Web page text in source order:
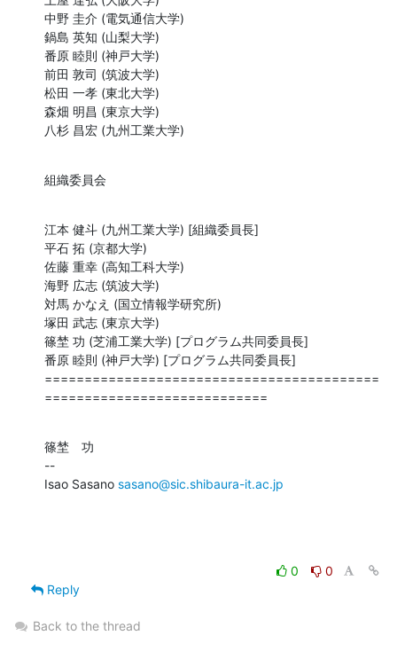
中野 圭介 (電気通信大学)
鍋島 英知 (山梨大学)
番原 睦則 (神戸大学)
前田 敦司 (筑波大学)
松田 一孝 (東北大学)
森畑 明昌 (東京大学)
八杉 昌宏 (九州工業大学)
組織委員会
江本 健斗 (九州工業大学) [組織委員長]
平石 拓 (京都大学)
佐藤 重幸 (高知工科大学)
海野 広志 (筑波大学)
対馬 かなえ (国立情報学研究所)
塚田 武志 (東京大学)
篠埜 功 (芝浦工業大学) [プログラム共同委員長]
番原 睦則 (神戸大学) [プログラム共同委員長]
==========================================
============================
篠埜　功
--
Isao Sasano sasano@sic.shibaura-it.ac.jp
0
0
Reply
Back to the thread